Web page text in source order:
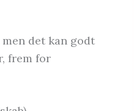
det kan godt
frem for